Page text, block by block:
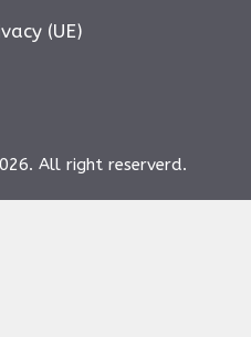
(UE)
All right reserverd.